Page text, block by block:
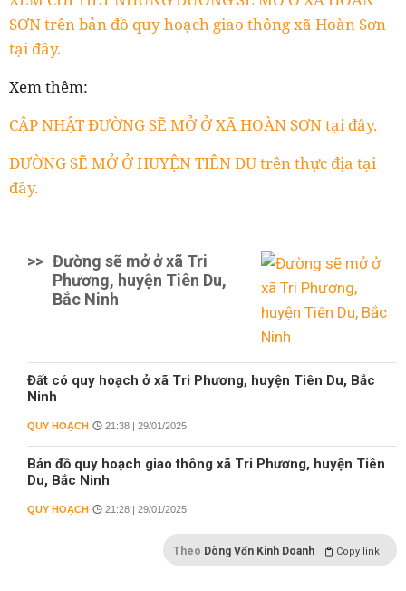
SƠN trên bản đồ quy hoạch giao thông xã Hoàn Sơn
tại đây.
Xem thêm:
CẬP NHẬT ĐƯỜNG SẼ MỞ Ở XÃ HOÀN SƠN tại đây.
ĐƯỜNG SẼ MỞ Ở HUYỆN TIÊN DU trên thực địa tại
đây.
>> Đường sẽ mở ở xã Tri
Phương, huyện Tiên Du,
Bắc Ninh
Đất có quy hoạch ở xã Tri Phương, huyện Tiên Du, Bắc
Ninh
QUY HOẠCH 21:38 | 29/01/2025
Bản đồ quy hoạch giao thông xã Tri Phương, huyện Tiên
Du, Bắc Ninh
QUY HOẠCH 21:28 | 29/01/2025
Theo Dòng Vốn Kinh Doanh Copy link